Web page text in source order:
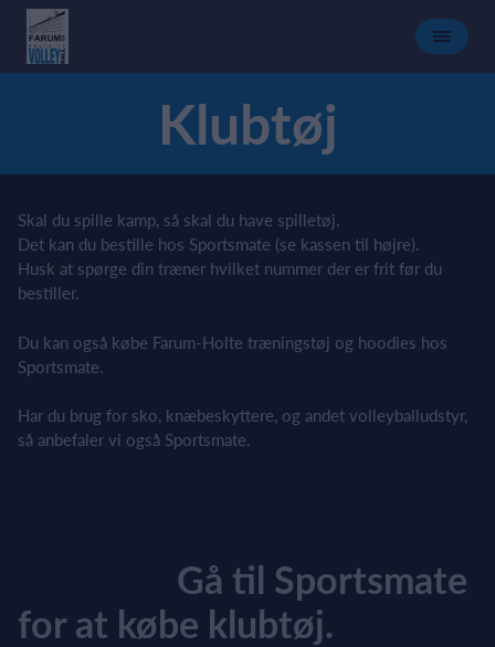
Klubtøj
Skal du spille kamp, så skal du have spilletøj.
Det kan du bestille hos Sportsmate (se kassen til højre).
Husk at spørge din træner hvilket nummer der er frit før du
bestiller.
Du kan også købe Farum-Holte træningstøj og hoodies hos
Sportsmate.
Har du brug for sko, knæbeskyttere, og andet volleyballudstyr,
så anbefaler vi også Sportsmate.
Gå til Sportsmate
for at købe klubtøj.